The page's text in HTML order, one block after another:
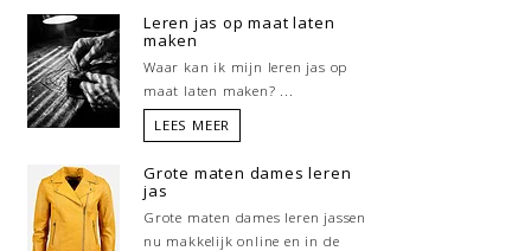
Leren jas op maat laten
maken
Waar kan ik mijn leren jas op
maat laten maken? ...
LEES MEER
Grote maten dames leren
jas
Grote maten dames leren jassen
nu makkelijk online en in de